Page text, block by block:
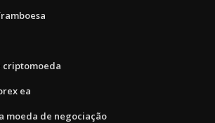
criptomoeda
ea
moeda de negociação